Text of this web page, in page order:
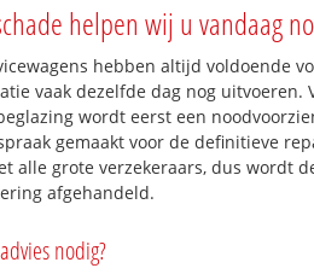
helpen wij u vandaag
hebben altijd voldoende
vaak dezelfde dag nog uitvoeren.
wordt eerst een
gemaakt voor de definitieve
alle grote verzekeraars, dus wordt
afgehandeld.
nodig?